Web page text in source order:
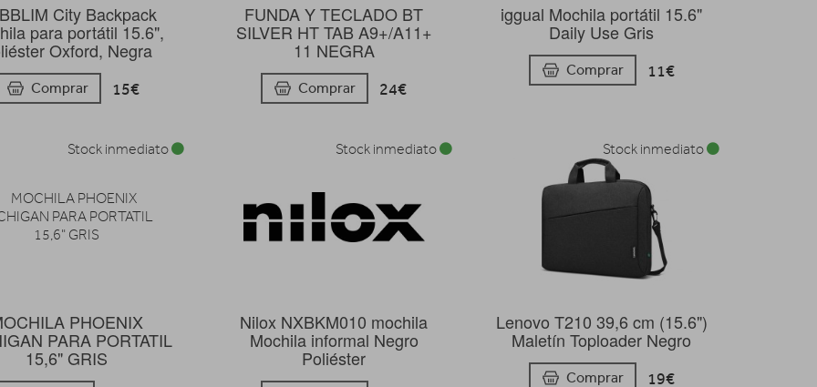
City Backpack
para portátil 15.6",
Oxford, Negra
Comprar 15€
FUNDA Y TECLADO BT
SILVER HT TAB A9+/A11+
11 NEGRA
Comprar 24€
iggual Mochila portátil 15.6"
Daily Use Gris
Comprar 11€
PHOENIX
PARA PORTATIL
15,6" GRIS
Stock inmediato
Nilox NXBKM010 mochila
Mochila informal Negro
Poliéster
Stock inmediato
Lenovo T210 39,6 cm (15.6")
Maletín Toploader Negro
Comprar 19€
Stock inmediato